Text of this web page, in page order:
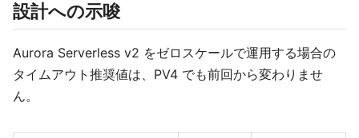
設計への示唆
Aurora Serverless v2 をゼロスケールで運用する場合の
タイムアウト推奨値は、PV4 でも前回から変わりませ
ん。